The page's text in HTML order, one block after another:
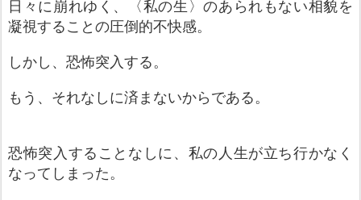
日々に崩れゆく、〈私の生〉のあられもない相貌を
凝視することの圧倒的不快感。
しかし、恐怖突入する。
もう、それなしに済まないから である。
恐怖突入することなしに、私の人生が立ち行かなく
なってしまった。